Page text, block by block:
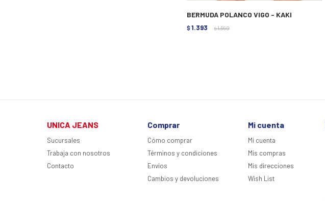
BERMUDA POLANCO VIGO - KAKI
$ 1.393 $ 1.990
UNICA JEANS
Sucursales
Trabaja con nosotros
Contacto
Comprar
Cómo comprar
Términos y condiciones
Envíos
Cambios y devoluciones
Mi cuenta
Mi cuenta
Mis compras
Mis direcciones
Wish List